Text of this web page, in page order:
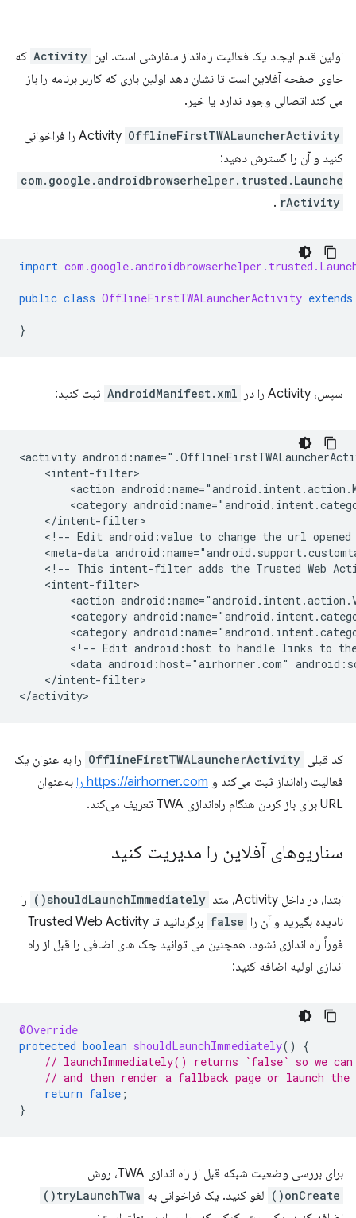
اولین قدم ایجاد یک فعالیت راه‌انداز سفارشی است. این Activity که
حاوی صفحه آفلاین است تا نشان دهد اولین باری که کاربر برنامه را باز
می کند اتصالی وجود ندارد یا خیر.
Activity OfflineFirstTWALauncherActivity
را فراخوانی
کنید و آن را گسترش دهید:
com.google.androidbrowserhelper.trusted.Launche
rActivity
.
import
public class OfflineFirstTWALauncherActivity extends
}
سپس، Activity را در AndroidManifest.xml ثبت کنید:
<activity
<action
<category
<!-- Edit android:value to change the url opened
<meta-data
<!-- This intent-filter adds the Trusted Web
<action
<category
<category
<!-- Edit android:host to handle links to
<data android:host="airhorner.com"
</intent-filter>
کد قبلی OfflineFirstTWALauncherActivity را به عنوان یک
فعالیت راه‌انداز ثبت می‌کند و https://airhorner.com را
به‌عنوان
URL برای باز کردن هنگام راه‌اندازی TWA تعریف می‌کند.
سناریوهای آفلاین را مدیریت کنید
ابتدا، در داخل Activity، متد shouldLaunchImmediately()
را
نادیده بگیرید و آن را false
برگردانید تا Trusted Web Activity
فوراً راه اندازی نشود. همچنین می توانید چک های اضافی را قبل از راه
اندازی اولیه اضافه کنید:
@Override
protected boolean shouldLaunchImmediately()
{
// launchImmediately() returns `false` so we can
// and then render a fallback page or launch
return false ;
}
برای بررسی وضعیت شبکه قبل از راه اندازی TWA، روش
onCreate() لغو کنید. یک فراخوانی به tryLaunchTwa()